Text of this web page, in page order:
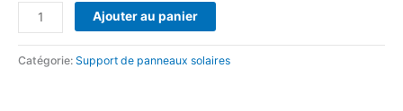
quantité
de
Levando
LVR-
Ajouter au panier
Catégorie: Support de panneaux solaires